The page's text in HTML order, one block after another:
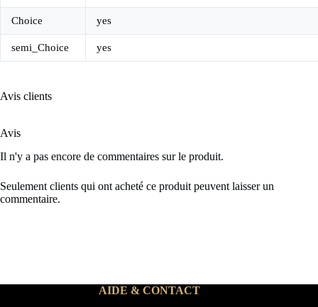
Choice yes
semi_Choice yes
Avis clients
Avis
Il n'y a pas encore de commentaires sur le produit.
Seulement clients qui ont acheté ce produit peuvent laisser un
commentaire.
AIDE & CONTACT